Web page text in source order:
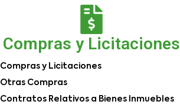
Compras y Licitaciones
Compras y Licitaciones
Otras Compras
Contratos Relativos a Bienes Inmuebles